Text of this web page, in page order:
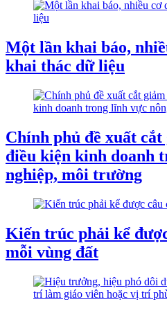
Một lần khai báo,
khai thác dữ liệu
Chính phủ đề xuất
điều kiện kinh doanh
nghiệp, môi trường
Kiến trúc phải kể
mỗi vùng đất